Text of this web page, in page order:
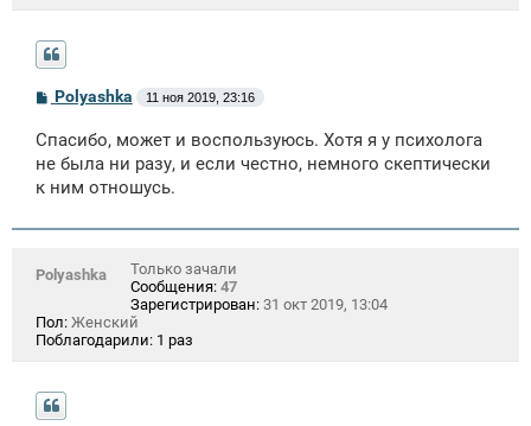
С
б
щ
н
е
Polyashka 11 ноя 2019, 23:16
Спасибо, может и воспользуюсь. Хотя я у психолога
не была ни разу, и если честно, немного скептически
к ним отношусь.
Polyashka
Только зачали
Сообщения: 47
Зарегистрирован: 31 окт 2019, 13:04
Пол: Женский
Поблагодарили: 1 раз